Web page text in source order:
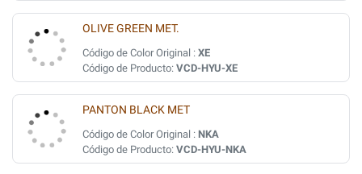
OLIVE GREEN MET.
Código de Color Original : XE
Código de Producto: VCD-HYU-XE
PANTON BLACK MET
Código de Color Original : NKA
Código de Producto: VCD-HYU-NKA